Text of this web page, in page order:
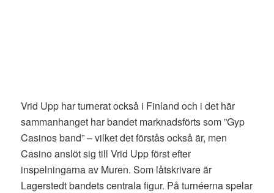
Vrid Upp har turnerat också i Finland och i det här
sammanhanget har bandet marknadsförts som ”Gyp
Casinos band” – vilket det förstås också är, men
Casino anslöt sig till Vrid Upp först efter
inspelningarna av Muren. Som låtskrivare är
Lagerstedt bandets centrala figur. På turnéerna spelar